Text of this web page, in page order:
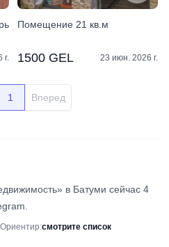
г.
Помещение 21 кв.м
1500 GEL 23 июн. 2026 г.
1 Вперед
в Батуми сейчас 4
Ориентир:смотрите список